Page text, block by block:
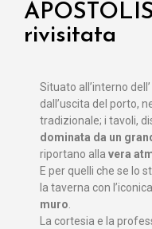
rivisitata
Situato all’interno
dall’uscita del porto,
tradizionale; i tavoli,
dominata da un
riportano alla vera
E per quelli che se lo
la taverna con l’iconica
muro
La cortesia e la